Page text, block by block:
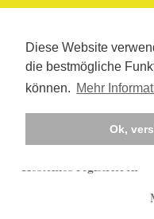
Diese Website
die bestmögliche
können. Mehr
Ok,
Kostenlos registrieren